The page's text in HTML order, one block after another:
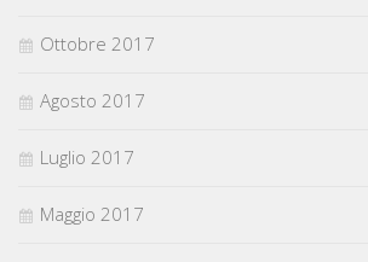
Ottobre 2017
Agosto 2017
Luglio 2017
Maggio 2017